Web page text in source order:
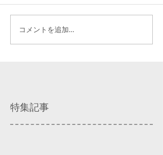
コメントを追加…
特集記事